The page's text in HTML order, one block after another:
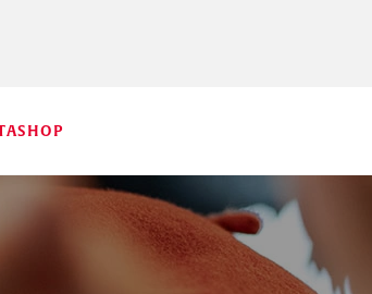
SHOP